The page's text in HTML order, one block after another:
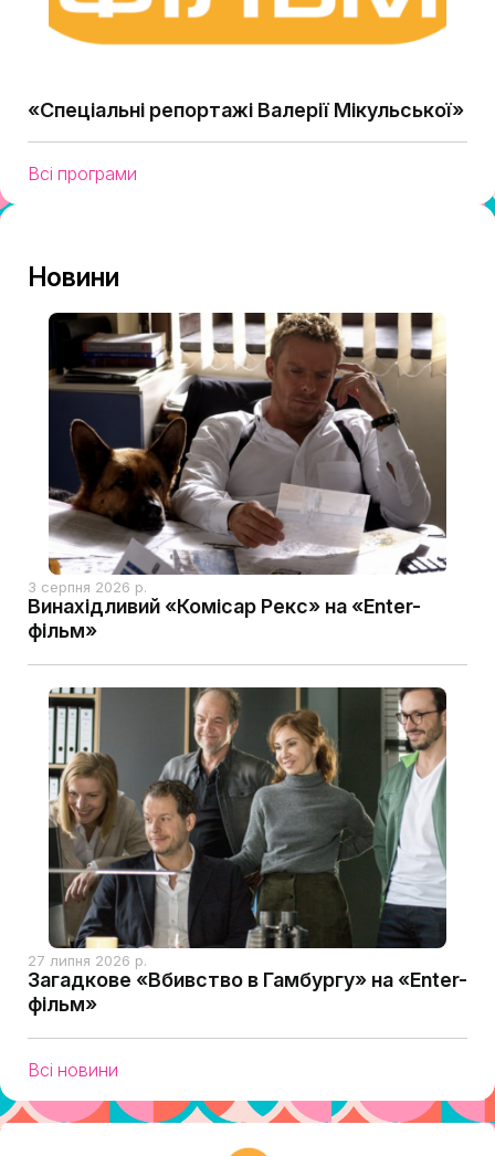
«Спеціальні репортажі Валерії Мікульської»
Всі програми
Новини
3 серпня 2026 р.
Винахідливий «Комісар Рекс» на «Enter-
фільм»
27 липня 2026 р.
Загадкове «Вбивство в Гамбургу» на «Enter-
фільм»
Всі новини